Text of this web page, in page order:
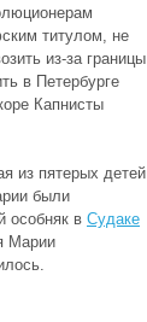
титулом, не
из-за границы
в Петербурге
Капнисты
из пятерых детей
были
особняк в Судаке
Марии